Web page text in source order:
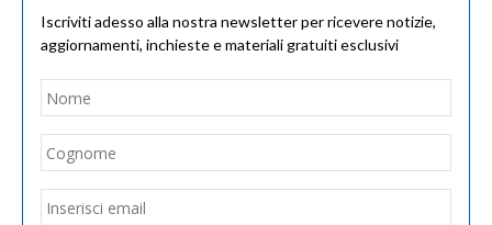
Iscriviti adesso alla nostra newsletter per ricevere notizie,
aggiornamenti, inchieste e materiali gratuiti esclusivi
Nome
Email